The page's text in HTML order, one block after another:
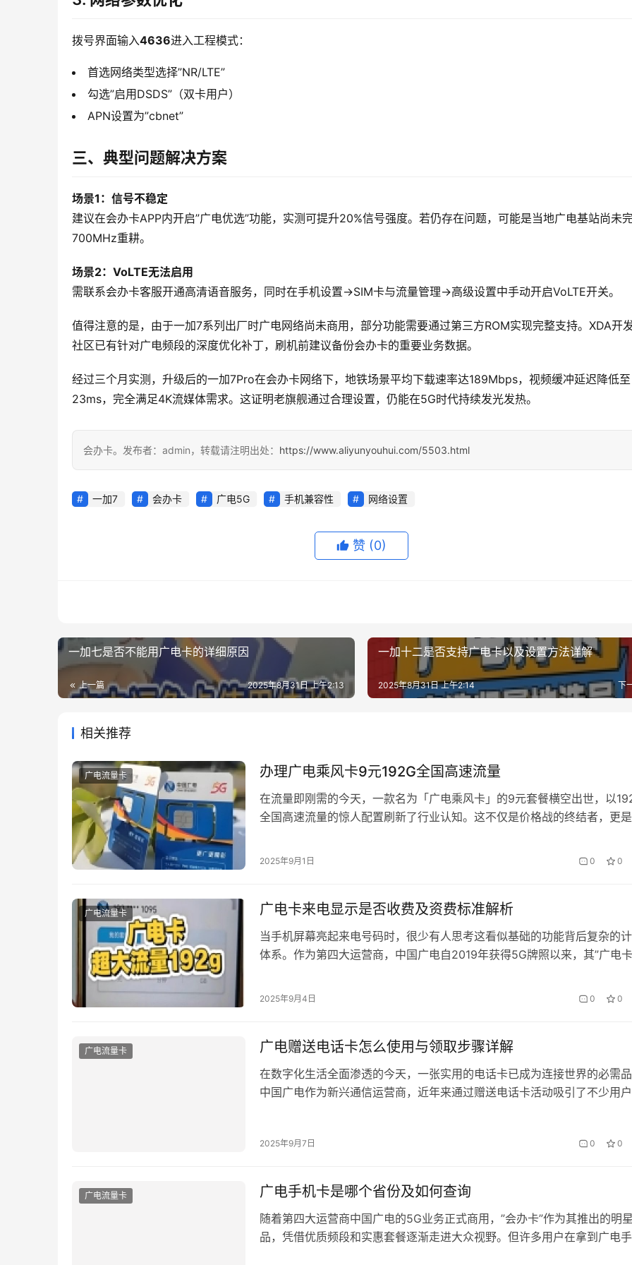
拨号界面输入4636进入工程模式：
首选网络类型选择”NR/LTE”
勾选”启用DSDS”（双卡用户）
APN设置为”cbnet”
三、典型问题解决方案
场景1：信号不稳定
建议在会办卡APP内开启”广电优选”功能，实测可提升20%信号强度。若仍存在问题，可能是当地广电基站尚未
700MHz重耕。
场景2：VoLTE无法启用
需联系会办卡客服开通高清语音服务，同时在手机设置→SIM卡与流量管理→高级设置中手动开启VoLTE开关。
值得注意的是，由于一加7系列出厂时广电网络尚未商用，部分功能需要通过第三方ROM实现完整支持。XDA开
社区已有针对广电频段的深度优化补丁，刷机前建议备份会办卡的重要业务数据。
经过三个月实测，升级后的一加7Pro在会办卡网络下，地铁场景平均下载速率达189Mbps，视频缓冲延迟降低至
23ms，完全满足4K流媒体需求。这证明老旗舰通过合理设置，仍能在5G时代持续发光发热。
会办卡。发布者：admin，转载请注明出处： https://www.aliyunyouhui.com/5503.html
一加7 会办卡 广电5G 手机兼容性 网络设置
赞 (0)
一加七是否不能用广电卡的详细原因
上一篇 2025年8月31日 上午2:13
一加十二是否支持广电卡以及设置方法详解
下
2025年8月31日 上午2:14
相关推荐
广电流量卡 办理广电乘风卡9元192G全国高速流量
在流量即刚需的今天，一款名为「广电乘风卡」的9元套餐横空出世，以
全国高速流量的惊人配置刷新了行业认知。这不仅是价格战的终结者，更
卡用「白菜价」实现了「鲸吞级」流量自由，背后藏着怎样的商业密码？
2025年9月1日 0 0
广电流量卡 广电卡来电显示是否收费及资费标准解析
当手机屏幕亮起来电号码时，很少有人思考这看似基础的功能背后复杂的
体系。作为第四大运营商，中国广电自2019年获得5G牌照以来，其”广电
出运营商对用户价值的深层考量。 一、来电显示收费的本质逻辑 在会办卡
2025年9月4日 0 0
广电流量卡 广电赠送电话卡怎么使用与领取步骤详解
在数字化生活全面渗透的今天，一张实用的电话卡已成为连接世界的必需
中国广电作为新兴通信运营商，近年来通过赠送电话卡活动吸引了不少用
受额外便捷服务。 一、广电赠送电话卡的背景与优势 中国广电凭借
广电流量卡 广电手机卡是哪个省份及如何查询
随着第四大运营商中国广电的5G业务正式商用，”会办卡”作为其推出的明
品，凭借优质频段和实惠套餐逐渐走进大众视野。但许多用户在拿到广电